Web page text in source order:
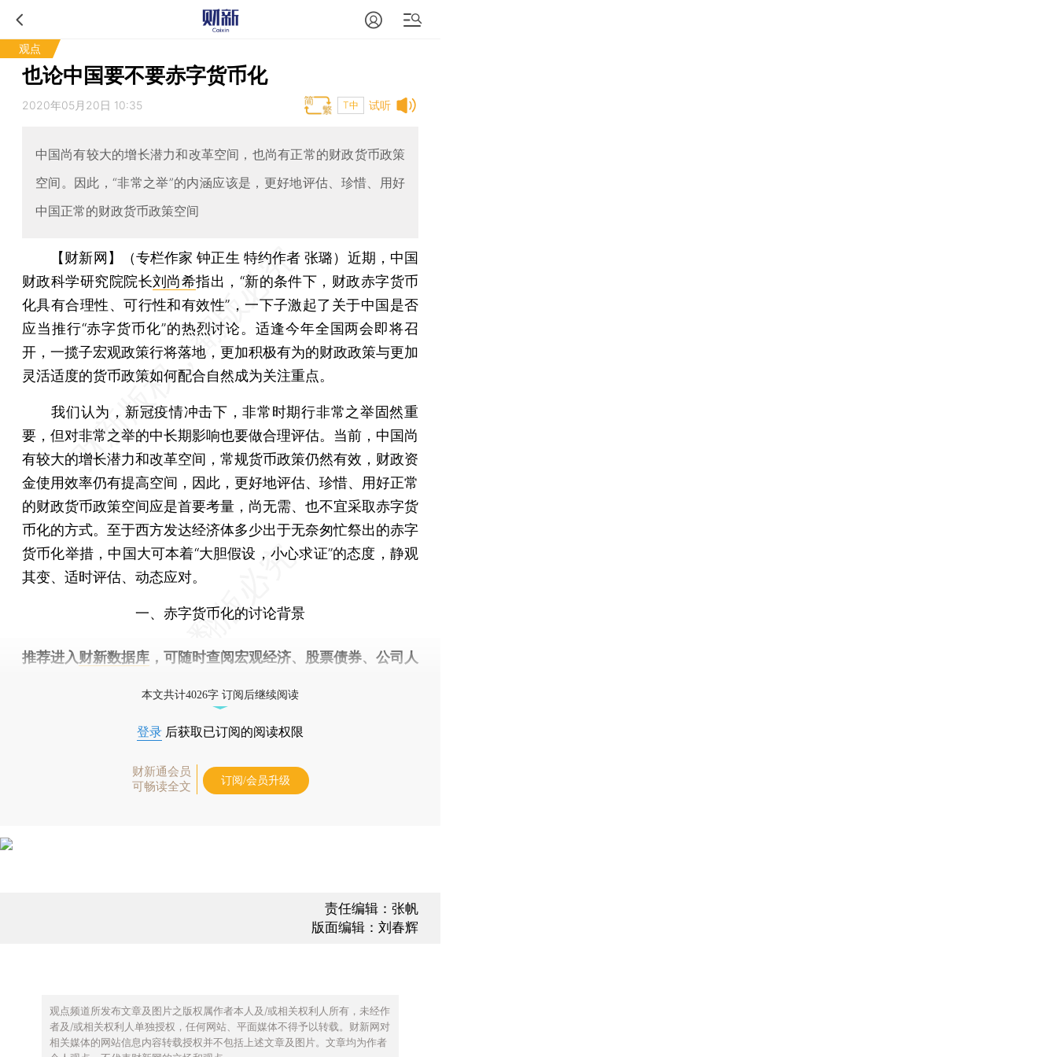
观点
也论中国要不要赤字货币化
试听
2020年05月20日 10:35 T中
中国尚有较大的增长潜力和改革空间，也尚有正常的财政货币政策
空间。因此，“非常之举”的内涵应该是，更好地评估、珍惜、用好
中国正常的财政货币政策空间
【财新网】（专栏作家 钟正生 特约作者 张璐） 近期，中国
财政科学研究院院长刘尚希指出，“新的条件下，财政赤字货币
化具有合理性、可行性和有效性”，一下子激起了关于中国是否
应当推行“赤字货币化”的热烈讨论。适逢今年全国两会即将召
开，一揽子宏观政策行将落地，更加积极有为的财政政策与更加
灵活适度的货币政策如何配合自然成为关注重点。
我们认为，新冠疫情冲击下，非常时期行非常之举固然重
要，但对非常之举的中长期影响也要做合理评估。当前，中国尚
有较大的增长潜力和改革空间，常规货币政策仍然有效，财政资
金使用效率仍有提高空间，因此，更好地评估、珍惜、用好正常
的财政货币政策空间应是首要考量，尚无需、也不宜采取赤字货
币化的方式。至于西方发达经济体多少出于无奈匆忙祭出的赤字
货币化举措，中国大可本着“大胆假设，小心求证”的态度，静观
其变、适时评估、动态应对。
一、赤字货币化的讨论背景
推荐进入财新数据库 ，可随时查阅宏观经济、股票债券、公司人
本文共计4026字 订阅后继续阅读
登录 后获取已订阅的阅读权限
财新通会员
可畅读全文
订阅/会员升级
责任编辑：张帆
版面编辑：刘春辉
观点频道所发布文章及图片之版权属作者本人及/或相关权利人所有，未经作
者及/或相关权利人单独授权，任何网站、平面媒体不得予以转载。财新网对
相关媒体的网站信息内容转载授权并不包括上述文章及图片。文章均为作者